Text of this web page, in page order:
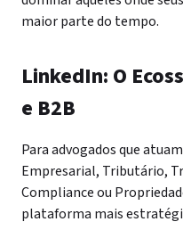
maior parte do tempo.
LinkedIn: O
e B2B
Para advogados que
Empresarial, Tributário,
Compliance ou
plataforma mais